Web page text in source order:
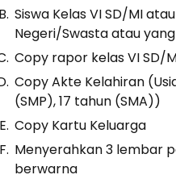
Siswa Kelas VI SD/MI
Negeri/Swasta atau
Copy rapor kelas VI SD/
Copy Akte Kelahiran
(SMP), 17 tahun (SMA))
Copy Kartu Keluarga
Menyerahkan 3 lembar
berwarna